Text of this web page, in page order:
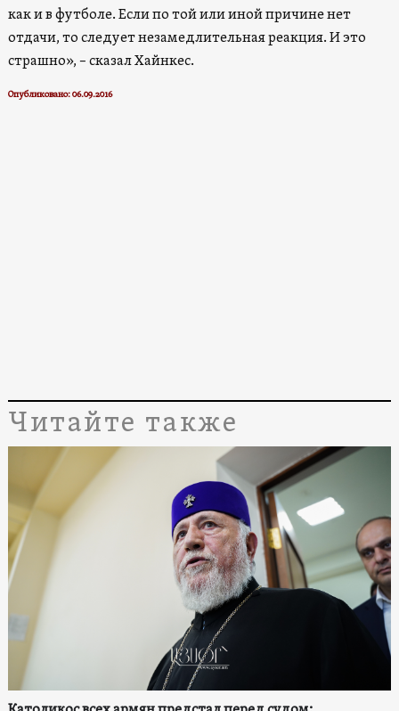
как и в футболе. Если по той или иной причине нет
отдачи, то следует незамедлительная реакция. И это
страшно», – сказал Хайнкес.
Опубликовано: 06.09.2016
Читайте также